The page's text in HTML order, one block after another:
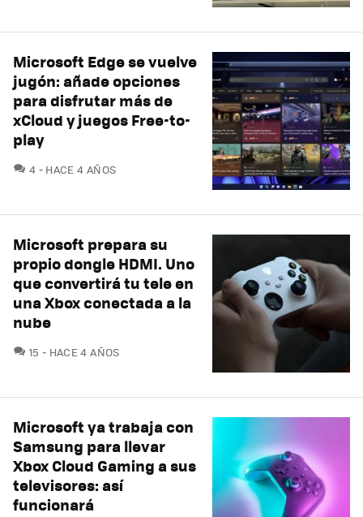
Microsoft Edge se vuelve
jugón: añade opciones
para disfrutar más de
xCloud y juegos Free-to-
play
4 COMENTARIOS
HACE 4 AÑOS
Microsoft prepara su
propio dongle HDMI. Uno
que convertirá tu tele en
una Xbox conectada a la
nube
15 COMENTARIOS
HACE 4 AÑOS
Microsoft ya trabaja con
Samsung para llevar
Xbox Cloud Gaming a sus
televisores: así
funcionará